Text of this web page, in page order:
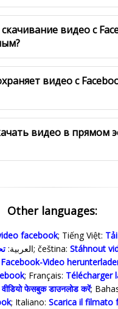
видео с
видео с
видео в прямом
Other languages:
facebook; Tiếng Việt:
العربية:; čeština: Stáhnout
Facebook-Video
; Français: Télécharger
वीडियो फेसबुक डाउनलोड करें;
; Italiano: Scarica il filmato